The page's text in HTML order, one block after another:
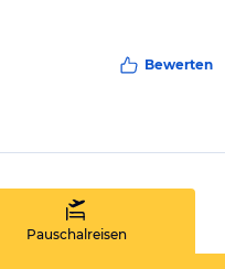
Bewerten
Pauschalreisen